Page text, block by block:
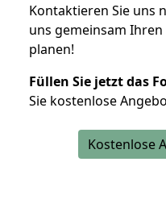
Kontaktieren Sie uns
uns gemeinsam
planen!
Füllen Sie jetzt das
Sie kostenlose
Kostenlose